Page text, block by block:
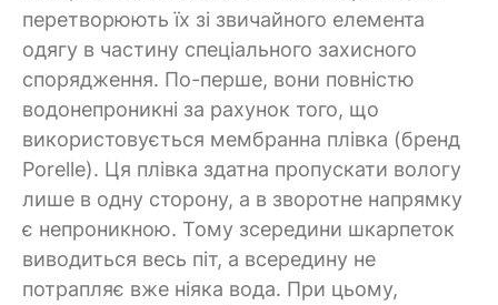
перетворюють їх зі звичайного елемента
одягу в частину спеціального захисного
спорядження. По-перше, вони повністю
водонепроникні за рахунок того, що
використовується мембранна плівка (бренд
Porelle). Ця плівка здатна пропускати вологу
лише в одну сторону, а в зворотне напрямку
є непроникною. Тому зсередини шкарпеток
виводиться весь піт, а всередину не
потрапляє вже ніяка вода. При цьому,